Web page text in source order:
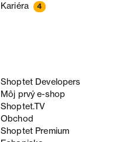
Kariéra 4
Shoptet Developers
Môj prvý e-shop
Shoptet.TV
Obchod
Shoptet Premium